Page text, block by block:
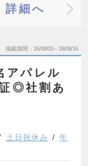
詳細へ
掲載期間 26/08/03～26/08/16
アパレル
◎社割あ
土日祝休み
年